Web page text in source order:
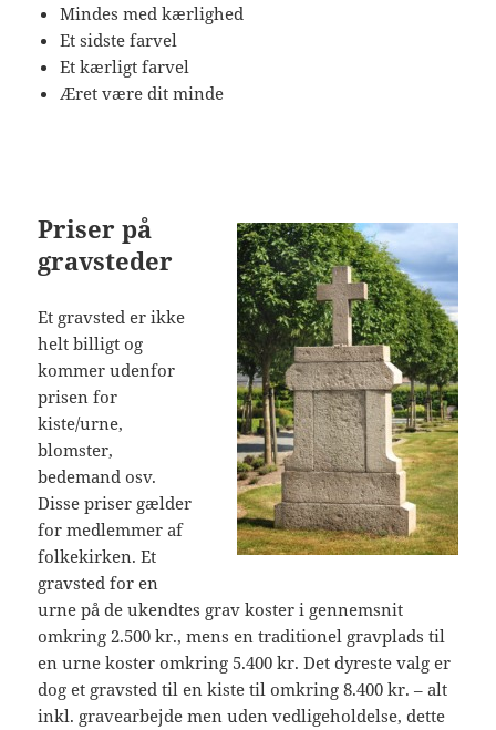
Mindes med kærlighed
Et sidste farvel
Et kærligt farvel
Æret være dit minde
Priser på
gravsteder
Et gravsted er ikke
helt billigt og
kommer udenfor
prisen for
kiste/urne,
blomster,
bedemand osv.
Disse priser gælder
for medlemmer af
folkekirken. Et
gravsted for en
urne på de ukendtes grav koster i gennemsnit
omkring 2.500 kr., mens en traditionel gravplads til
en urne koster omkring 5.400 kr. Det dyreste valg er
dog et gravsted til en kiste til omkring 8.400 kr. – alt
inkl. gravearbejde men uden vedligeholdelse, dette